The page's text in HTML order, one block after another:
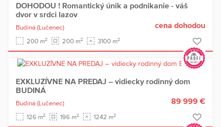
DOHODOU ! Romantický únik a podnikanie - váš
dvor v srdci lazov
Budiná (Lučenec)
200 m2 200 m2 3100 m2
cena dohodou
EXKLUZÍVNE NA PREDAJ – vidiecky rodinný dom
BUDINÁ
Budiná (Lučenec)
126 m2 196 m2 1242 m2
89 999 €